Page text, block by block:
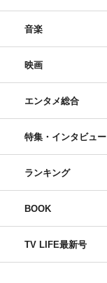
音楽
映画
エンタメ総合
特集・インタビュー
ランキング
BOOK
TV LIFE最新号